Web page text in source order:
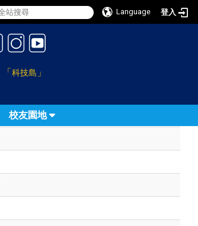
Language 登入
「科技島 」
校友園地